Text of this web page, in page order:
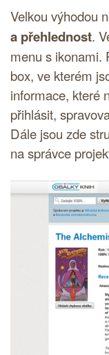
Velkou výhodou
a přehlednost.
menu s ikonami.
box, ve kterém
informace, které
přihlásit,
Dále jsou zde
na správce